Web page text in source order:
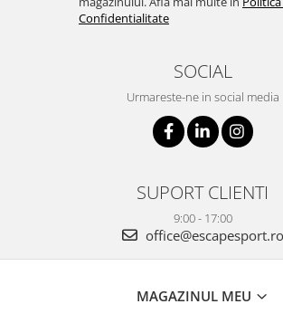
Confidentialitate
SOCIAL
Urmareste-ne in social media
SUPORT CLIENTI
9:00 - 17:00
office@escapesport.ro
MAGAZINUL MEU